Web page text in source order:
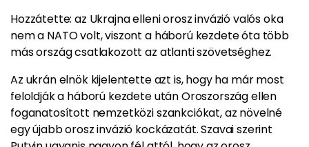
Hozzátette: az Ukrajna elleni orosz invázió valós oka
nem a NATO volt, viszont a háború kezdete óta több
más ország csatlakozott az atlanti szövetséghez.
Az ukrán elnök kijelentette azt is, hogy ha már most
feloldják a háború kezdete után Oroszország ellen
foganatosított nemzetközi szankciókat, az növelné
egy újabb orosz invázió kockázatát. Szavai szerint